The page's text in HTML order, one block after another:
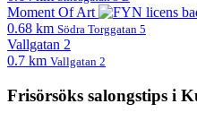
Moment Of Art
0.68 km Södra Torggatan 5
Vallgatan 2
0.7 km Vallgatan 2
Frisörsöks salongstips i